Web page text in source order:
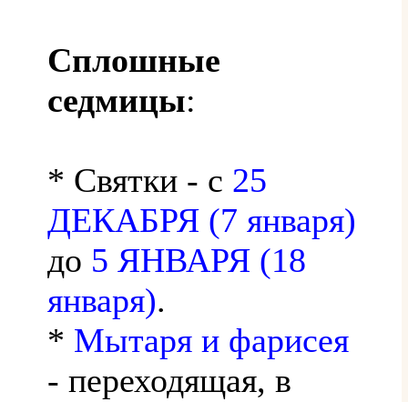
Сплошные
седмицы:
* Святки - с 25
ДЕКАБРЯ (7 января)
до 5 ЯНВАРЯ (18
января).
* Мытаря и фарисея
- переходящая, в